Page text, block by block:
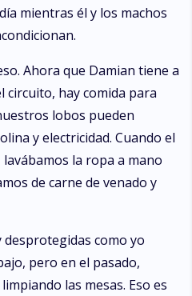
mientras él y los machos
Ahora que Damian tiene a
circuito, hay comida para
lobos pueden
y electricidad. Cuando el
la ropa a mano
de carne de venado y
como yo
pero en el pasado,
las mesas. Eso es